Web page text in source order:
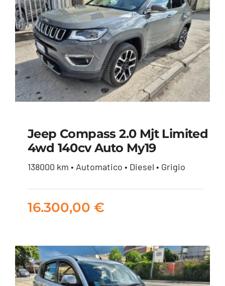
Jeep Compass 2.0 mjt
Limited 4wd 140cv
auto my19
16.300,00
Jeep Compass 2.0 Mjt Limited
4wd 140cv Auto My19
138000 km • Automatico • Diesel • Grigio
16.300,00 €